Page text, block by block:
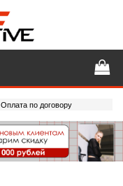
Оплата по договору